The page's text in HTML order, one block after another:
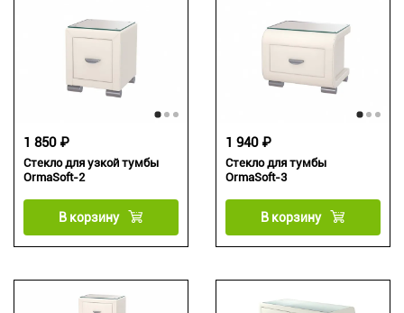
Стекло для узкой тумбы
OrmaSoft-2
1 850 ₽
В корзину
Стекло для тумбы
OrmaSoft-3
1 940 ₽
В корзину